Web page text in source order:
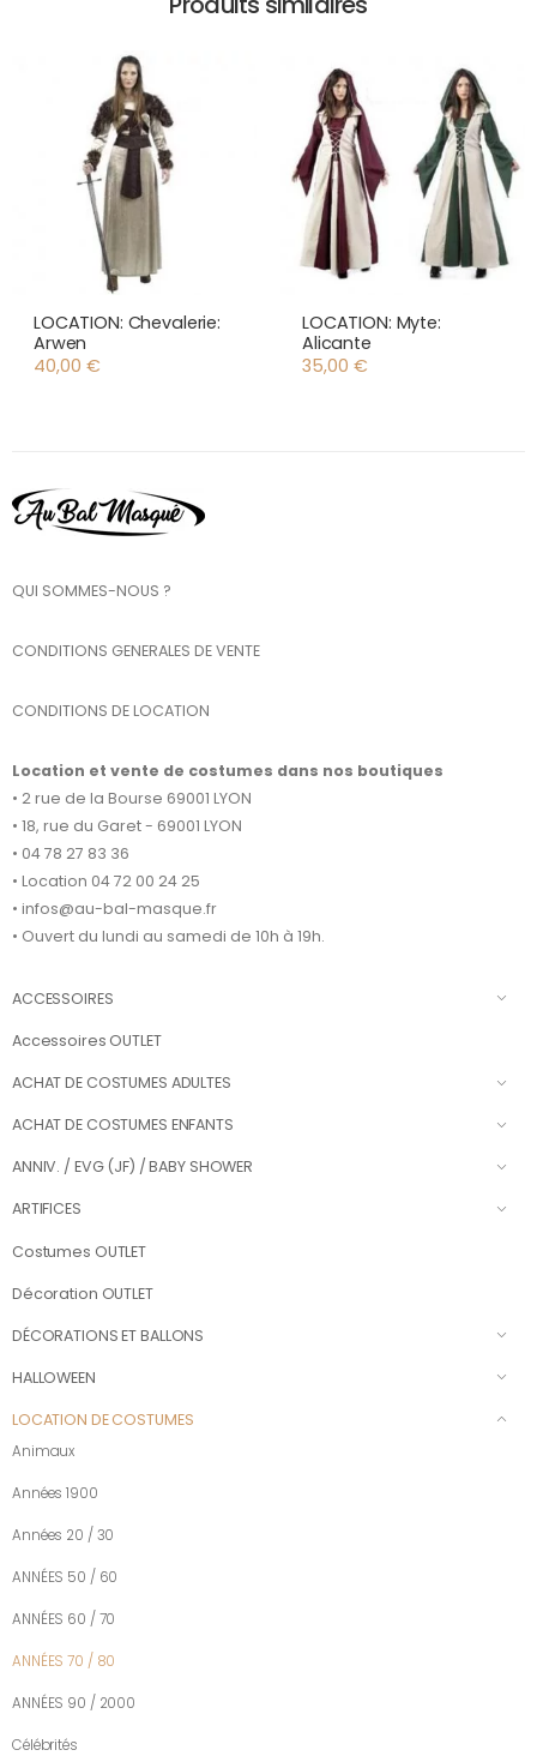
LOCATION: Chevalerie:
Arwen
40,00 €
LOCATION: Myte:
Alicante
35,00 €
QUI SOMMES-NOUS ?
CONDITIONS GENERALES DE VENTE
CONDITIONS DE LOCATION
Location et vente de costumes dans nos boutiques
• 2 rue de la Bourse 69001 LYON
• 18, rue du Garet - 69001 LYON
• 04 78 27 83 36
• Location 04 72 00 24 25
• infos@au-bal-masque.fr
• Ouvert du lundi au samedi de 10h à 19h.
ACCESSOIRES
Accessoires OUTLET
ACHAT DE COSTUMES ADULTES
ACHAT DE COSTUMES ENFANTS
ANNIV. / EVG (JF) / BABY SHOWER
ARTIFICES
Costumes OUTLET
Décoration OUTLET
DÉCORATIONS ET BALLONS
HALLOWEEN
LOCATION DE COSTUMES
Animaux
Années 1900
Années 20 / 30
ANNÉES 50 / 60
ANNÉES 60 / 70
ANNÉES 70 / 80
ANNÉES 90 / 2000
Célébrités